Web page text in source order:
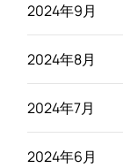
2024年9月
2024年8月
2024年7月
2024年6月